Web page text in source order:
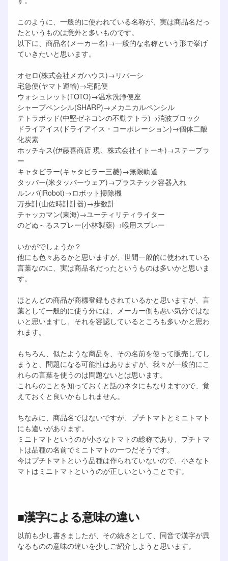
このように、一般的に使われている名称が、実は商品名だっ
たというものは意外と多いものです。
以下に、商品名(メーカー名)→一般的な名称という形で挙げ
ていきたいと思います。
オセロ(株式会社メガハウス)→リバーシ
宅急便(ヤマト運輸)→宅配便
ウォシュレット(TOTO)→温水洗浄便座
シャープペンシル(SHARP)→メカニカルペンシル
テトラポッド(中堅ゼネコンの不動テトラ)→消波ブロック
ドライアイス(ドライアイス・コーポレーション)→個体二酸
化炭素
ホッチキス(伊藤喜商店 現、株式会社イトーキ)→ステープラ
ー
キャタピラー(キャタピラー三菱)→無限軌道
タッパー(米タッパーウェア)→プラスチック容器入れ
ルンバ(iRobot)→ロボット掃除機
万歩計(山佐時計計器)→歩数計
チャッカマン(東海)→ユーティリティライター
のどぬ～るスプレー(小林製薬)→喉用スプレー
いかがでしょうか？
他にも色々あるかと思いますが、世間一般的に使われている
言葉なのに、実は商品名だったというものは多いかと思いま
す。
ほとんどの商品が商標登録もされているかと思いますが、言
葉として一般的に使う分には、メーカー側も悪い気分ではな
いと思いますし、それを容認しているところも多いかと思わ
れます。
もちろん、似たような商品を、その名前を使って販売してし
まうと、問題になる可能性はありますが、我々が一般的にこ
れらの言葉を使うのは問題ないとは思います。
これらのことを知っておくと話のネタにもなりますので、覚
えておくと良いかもしれません。
ちなみに、商品名ではないですが、プチトマトとミニトマト
にも違いがあります。
ミニトマトというのが小さなトマトの総称であり、プチトマ
トは品種の名前でミニトマトの一つだそうです。
今はプチトマトという品種は作られていないので、小さなト
マトはミニトマトというのが正しいということです。
■漢字による意味の違い
以前も少し書きましたが、その続きとして、同音で漢字が異
なるものの意味の違いを少しご紹介しようと思います。